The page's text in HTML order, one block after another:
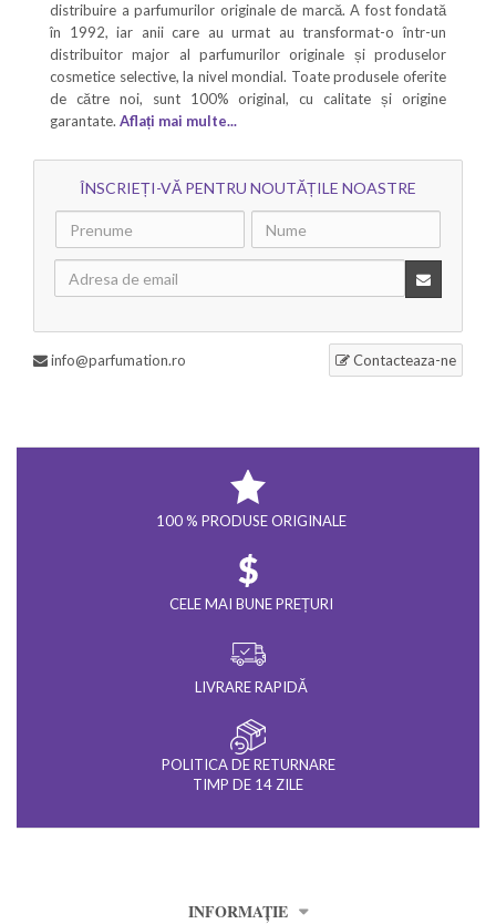
distribuire a parfumurilor originale de marcă. A fost fondată
în 1992, iar anii care au urmat au transformat-o într-un
distribuitor major al parfumurilor originale și produselor
cosmetice selective, la nivel mondial. Toate produsele oferite
de către noi, sunt 100% original, cu calitate și origine
garantate. Aflați mai multe...
ÎNSCRIEȚI-VĂ PENTRU NOUTĂȚILE NOASTRE
Contacteaza-ne
info@parfumation.ro
100 % PRODUSE ORIGINALE
CELE MAI BUNE PREȚURI
LIVRARE RAPIDĂ
POLITICA DE RETURNARE
TIMP DE 14 ZILE
INFORMAȚIE